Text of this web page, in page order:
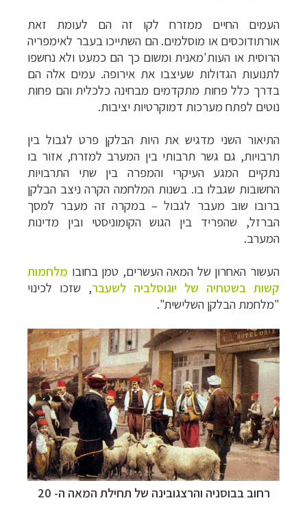
העמים החיים ממזרח לקו זה הם לעומת זאת
אורתודוכסים או מוסלמים. הם השתייכו בעבר לאימפריה
הרוסית או העות'מאנית ומשום כך הם כמעט ולא נחשפו
לתנועות הגדולות שעיצבו את אירופה. עמים אלה הם
בדרך כלל פחות מתקדמים מבחינה כלכלית והם פחות
נוטים לפתח מערכות דמוקרטיות יציבות.
התיאור השני מדגיש את היות הבלקן פרט לגבול בין
תרבויות, גם גשר תרבותי בין המערב למזרח, אזור בו
נתקיים המגע העיקרי והמפרה בין שתי התרבויות
החשובות שגבלו בו. בשנות המלחמה הקרה ניצב הבלקן
ברובו שוב מעבר לגבול – במקרה זה מעבר למסך
הברזל, שהפריד בין הגוש הקומוניסטי ובין מדינות
המערב.
העשור האחרון של המאה העשרים, טמן בחובו מלחמות
קשות בשטחיה של יוגוסלביה לשעבר, שזכו לכינוי
"מלחמת הבלקן השלישית".
רחוב בבוסניה והרצגובינה של תחילת המאה ה- 20